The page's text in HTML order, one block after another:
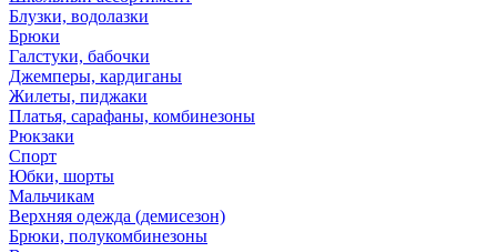
Блузки, водолазки
Брюки
Галстуки, бабочки
Джемперы, кардиганы
Жилеты, пиджаки
Платья, сарафаны, комбинезоны
Рюкзаки
Спорт
Юбки, шорты
Мальчикам
Верхняя одежда (демисезон)
Брюки, полукомбинезоны